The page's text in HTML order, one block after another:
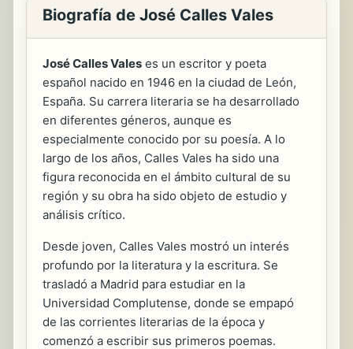
Biografía de José Calles Vales
José Calles Vales es un escritor y poeta
español nacido en 1946 en la ciudad de León,
España. Su carrera literaria se ha desarrollado
en diferentes géneros, aunque es
especialmente conocido por su poesía. A lo
largo de los años, Calles Vales ha sido una
figura reconocida en el ámbito cultural de su
región y su obra ha sido objeto de estudio y
análisis crítico.
Desde joven, Calles Vales mostró un interés
profundo por la literatura y la escritura. Se
trasladó a Madrid para estudiar en la
Universidad Complutense, donde se empapó
de las corrientes literarias de la época y
comenzó a escribir sus primeros poemas.